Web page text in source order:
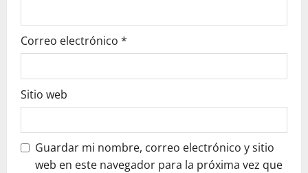
Correo electrónico *
Sitio web
Guardar mi nombre, correo electrónico y sitio
web en este navegador para la próxima vez que